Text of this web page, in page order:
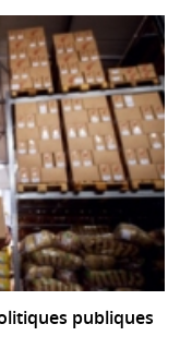
publiques